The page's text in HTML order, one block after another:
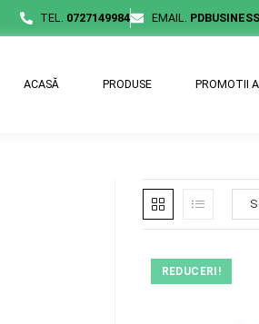
TEL. 0727149984 EMAIL.
ACASĂ PRODUSE PROMOTII
REDUCERI!